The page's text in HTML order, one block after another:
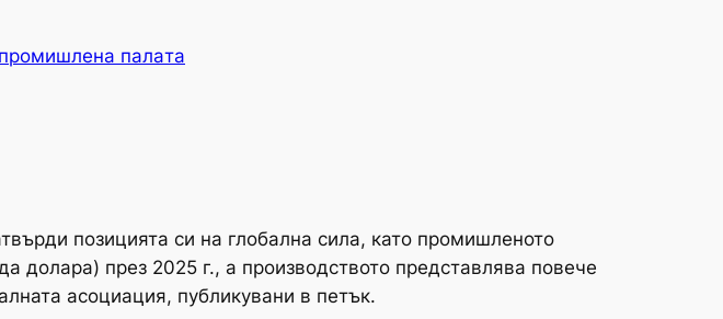
палaта
позицията си на глобална сила, като промишленото
през 2025 г., а производството представлява повече
асоциация, публикувани в петък.